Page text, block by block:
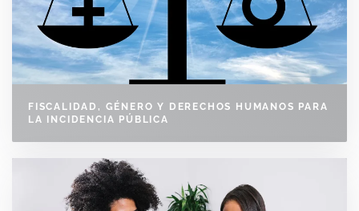
FISCALIDAD, GÉNERO Y DERECHOS HUMANOS PARA
LA INCIDENCIA PÚBLICA